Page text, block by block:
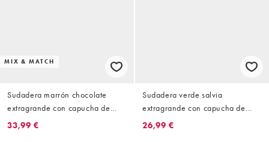
MIX & MATCH
Sudadera marrón chocolate
extragrande con capucha de
tejido grueso premium de
33,99 €
Sudadera verde salvia
extragrande con capucha de
borreguito de Topshop
26,99 €